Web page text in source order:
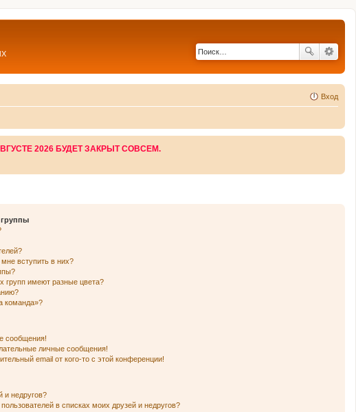
Вход
2026 БУДЕТ ЗАКРЫТ СОВСЕМ.
мне вступить в них?
групп имеют разные цвета?
команда»?
сообщения!
личные сообщения!
email от кого-то с этой конференции!
и недругов?
в списках моих друзей и недругов?